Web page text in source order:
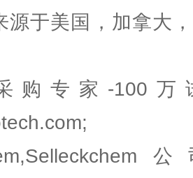
源于美国，加拿大
购专家-100万